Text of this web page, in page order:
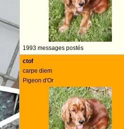
1993 messages postés
ctof
carpe diem
Pigeon d'Or